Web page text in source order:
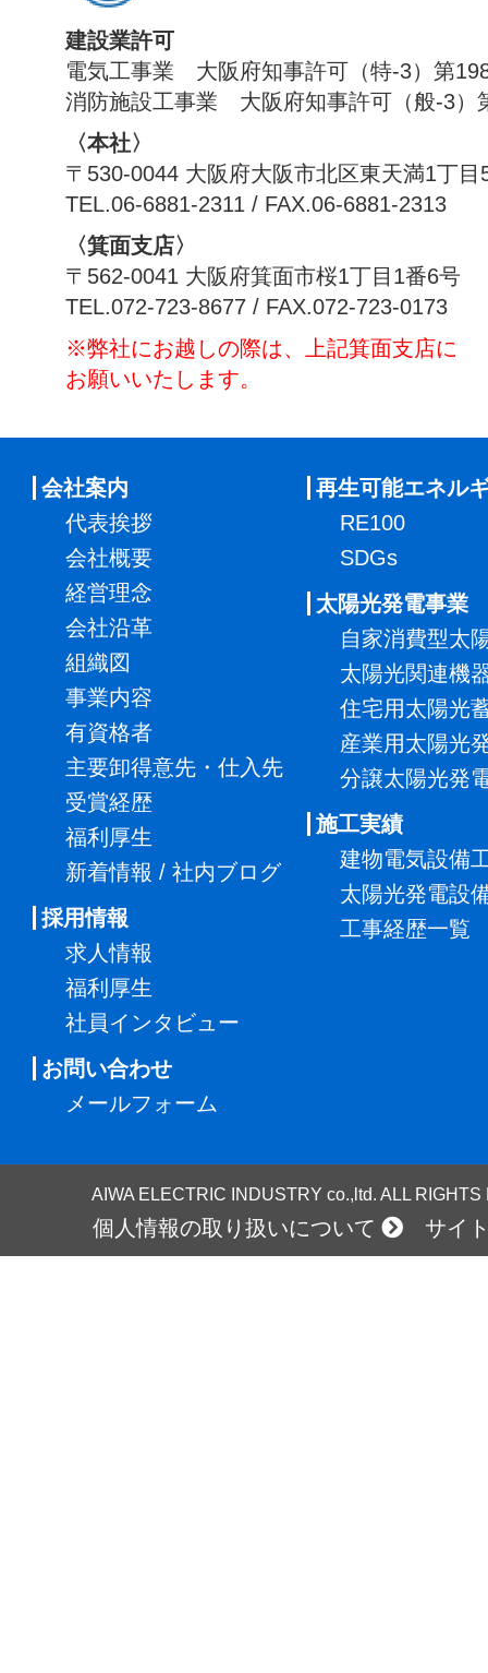
建設業許可
電気工事業 大阪府知事許可（特-3）第
消防施設工事業 大阪府知事許可（般-3）
〈本社〉
〒530-0044 大阪府大阪市北区東天満1丁目
TEL.06-6881-2311 / FAX.06-6881-2313
〈箕面支店〉
〒562-0041 大阪府箕面市桜1丁目1番6号
TEL.072-723-8677 / FAX.072-723-0173
※弊社にお越しの際は、上記箕面支店に
お願いいたします。
会社案内
代表挨拶
会社概要
経営理念
会社沿革
組織図
事業内容
有資格者
主要卸得意先・仕入先
受賞経歴
福利厚生
新着情報 / 社内ブログ
採用情報
求人情報
福利厚生
社員インタビュー
お問い合わせ
メールフォーム
再生可能エネル
RE100
SDGs
太陽光発電事業
自家消費型太
太陽光関連機
住宅用太陽光
産業用太陽光
分譲太陽光発
施工実績
建物電気設備
太陽光発電設
工事経歴一覧
AIWA ELECTRIC INDUSTRY co.,ltd. ALL
個人情報の取り扱いについて サイ